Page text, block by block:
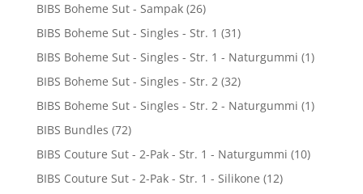
BIBS Boheme Sut - Sampak (26)
BIBS Boheme Sut - Singles - Str. 1 (31)
BIBS Boheme Sut - Singles - Str. 1 - Naturgummi (1)
BIBS Boheme Sut - Singles - Str. 2 (32)
BIBS Boheme Sut - Singles - Str. 2 - Naturgummi (1)
BIBS Bundles (72)
BIBS Couture Sut - 2-Pak - Str. 1 - Naturgummi (10)
BIBS Couture Sut - 2-Pak - Str. 1 - Silikone (12)